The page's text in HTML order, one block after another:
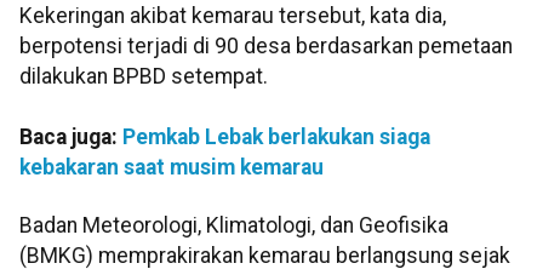
Kekeringan akibat kemarau tersebut, kata dia,
berpotensi terjadi di 90 desa berdasarkan pemetaan
dilakukan BPBD setempat.
Baca juga: Pemkab Lebak berlakukan siaga
kebakaran saat musim kemarau
Badan Meteorologi, Klimatologi, dan Geofisika
(BMKG) memprakirakan kemarau berlangsung sejak